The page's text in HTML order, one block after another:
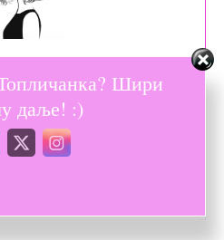
од жене
је душа од жене.
Шири
даље! :)